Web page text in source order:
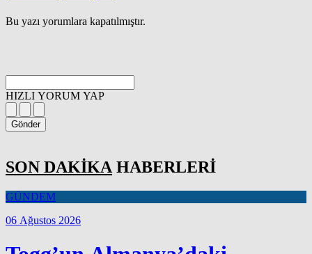
Bu yazı yorumlara kapatılmıştır.
HIZLI YORUM YAP
Gönder
SON DAKİKA HABERLERİ
GÜNDEM
06 Ağustos 2026